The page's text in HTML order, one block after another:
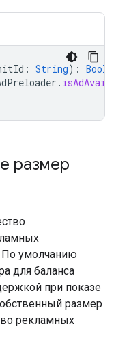
: String):
.
размер
По умолчанию
для баланса
при показе
размер
рекламных